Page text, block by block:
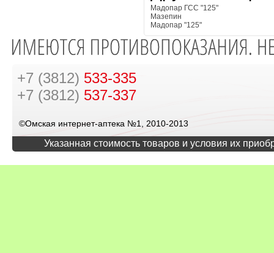
Мадопар ГСС "125"
Мазепин
Мадопар "125"
+7 (3812) 533-335
+7 (3812) 537-337
©Омская интернет-аптека №1, 2010-2013
Указанная стоимость товаров и условия их